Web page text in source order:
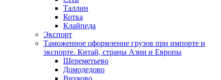
Таллин
Котка
Клайпеда
Экспорт
Таможенное оформление грузов при импорте и
экспорте. Китай, страны Азии и Европы
Шереметьево
Домодедово